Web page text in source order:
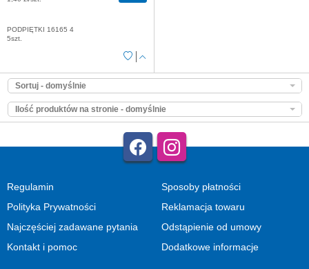
PODPIĘTKI 16165 4
5szt.
Sortuj - domyślnie
Ilość produktów na stronie - domyślnie
Regulamin
Polityka Prywatności
Najczęściej zadawane pytania
Kontakt i pomoc
Sposoby płatności
Reklamacja towaru
Odstąpienie od umowy
Dodatkowe informacje